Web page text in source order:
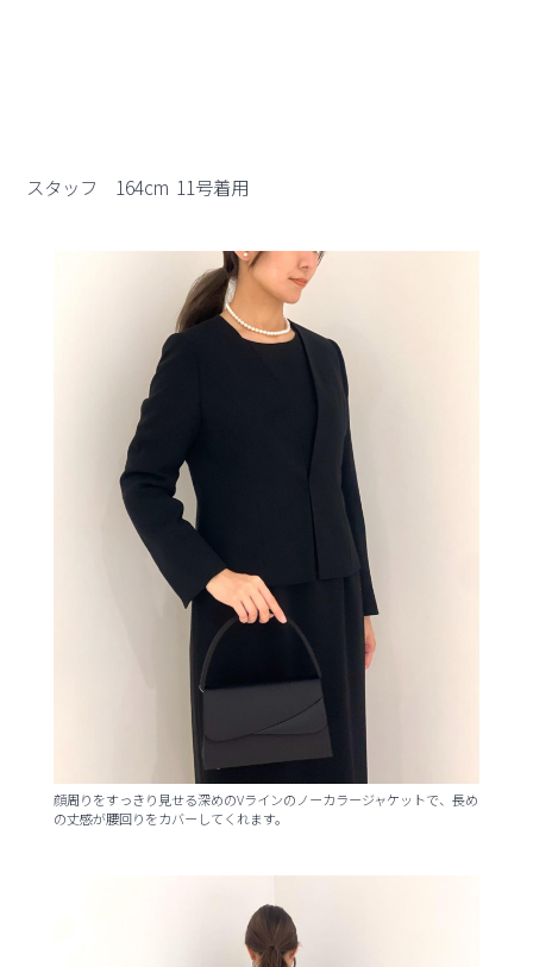
スタッフ 164cm 11号着用
顔周りをすっきり見せる深めのVラインのノーカラージャケットで、長め
の丈感が腰回りをカバーしてくれます。